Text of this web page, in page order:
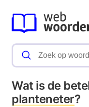
Wat is de
planteneter?